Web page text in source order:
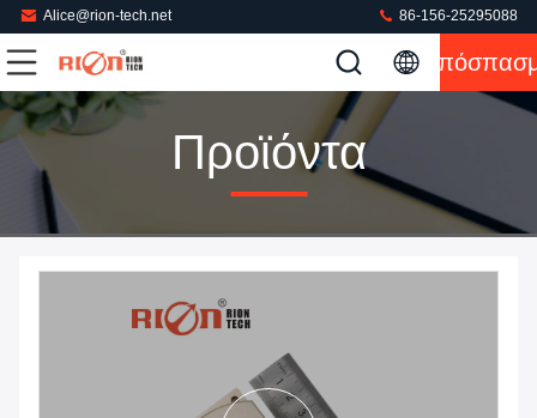
Alice@rion-tech.net 86-156-25295088
Προϊόντα